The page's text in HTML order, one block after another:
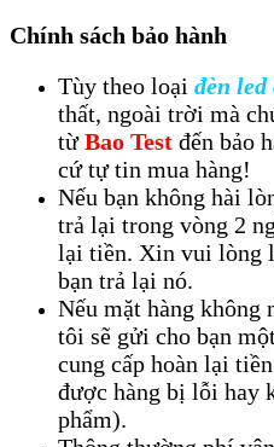
Chính sách bảo hành
Tùy theo loại đèn
thất, ngoài trời mà
từBao Test đến bảo
cứ tự tin mua hàng!
Nếu bạn không hài
trả lại trong vòng 2
lại tiền. Xin vui lòng
bạn trả lại nó.
Nếu mặt hàng không
tôi sẽ gửi cho bạn
cung cấp hoàn lại
được hàng bị lỗi hay
phẩm).